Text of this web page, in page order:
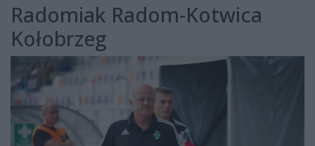
Radomiak Radom-Kotwica
Kołobrzeg